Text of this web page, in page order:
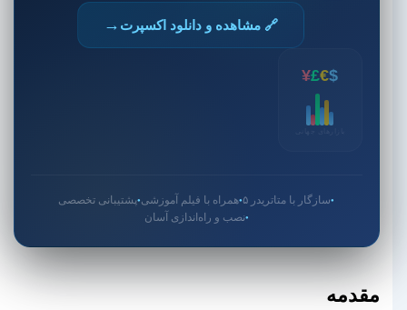
🔗 مشاهده و دانلود اکسپرت→
$
€
£
¥
بازارهای جهانی
سازگار با متاتریدر ۵ ●همراه با فیلم آموزشی پشتیبانی تخصصی
نصب و راه‌اندازی آسان
مقدمه